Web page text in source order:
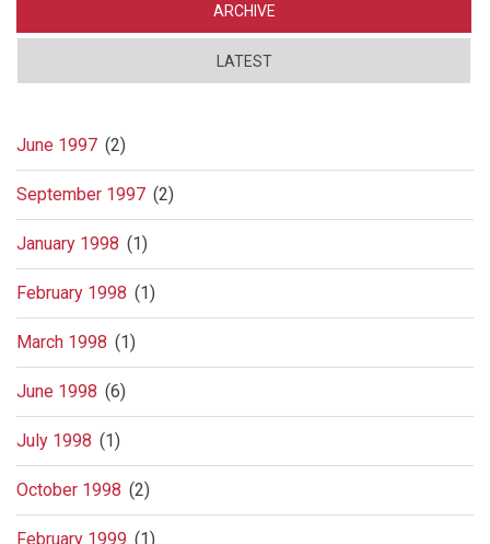
egne
ARCHIVE
LATEST
June 1997 (2)
September 1997 (2)
January 1998 (1)
February 1998 (1)
March 1998 (1)
June 1998 (6)
July 1998 (1)
October 1998 (2)
February 1999 (1)